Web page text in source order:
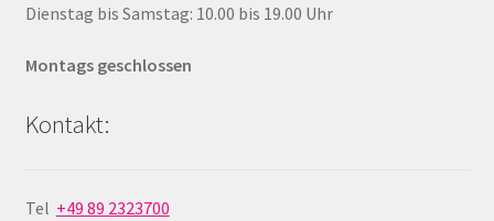
Dienstag bis Samstag: 10.00 bis 19.00 Uhr
Montags geschlossen
Kontakt:
Tel +49 89 2323700